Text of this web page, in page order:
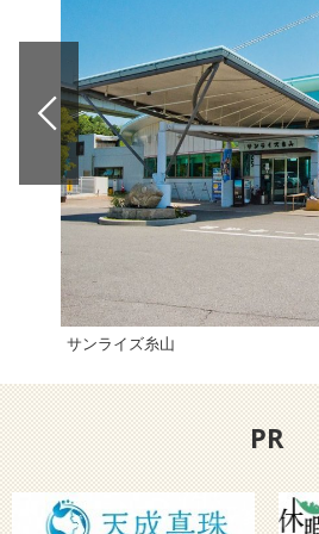
サンライズ糸山
PR